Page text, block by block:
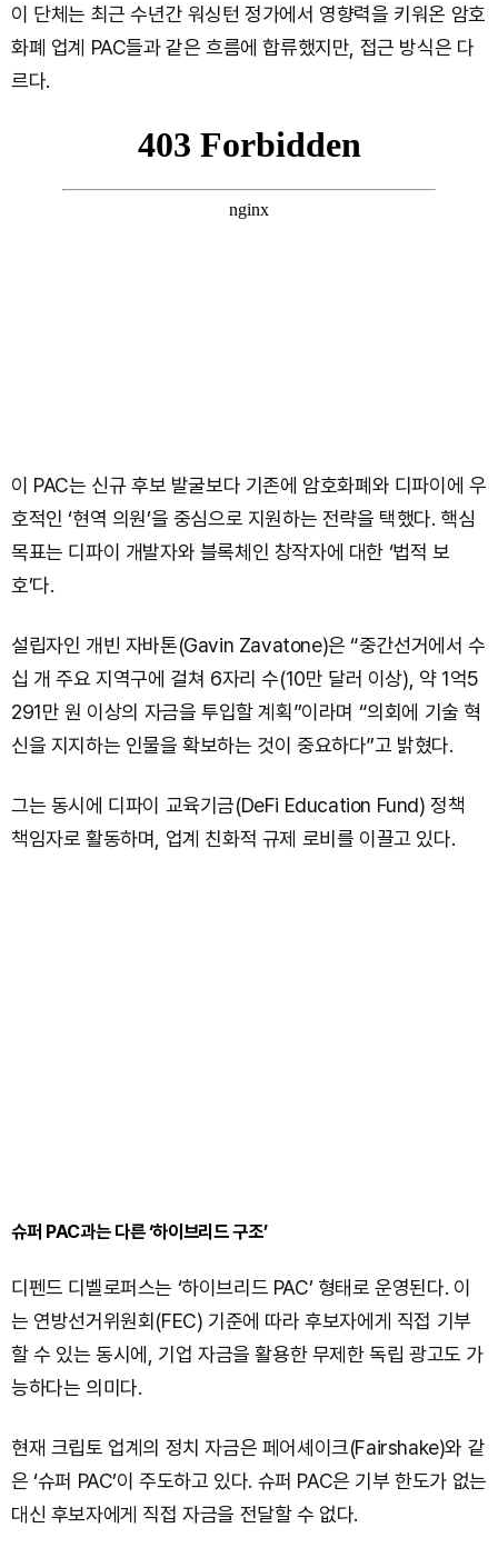
이 단체는 최근 수년간 워싱턴 정가에서 영향력을 키워온 암호
화폐 업계 PAC들과 같은 흐름에 합류했지만, 접근 방식은 다
르다.
이 PAC는 신규 후보 발굴보다 기존에 암호화폐와 디파이에 우
호적인 ‘현역 의원’을 중심으로 지원하는 전략을 택했다. 핵심
목표는 디파이 개발자와 블록체인 창작자에 대한 ‘법적 보
호’다.
설립자인 개빈 자바톤(Gavin Zavatone)은 “중간선거에서 수
십 개 주요 지역구에 걸쳐 6자리 수(10만 달러 이상), 약 1억5
291만 원 이상의 자금을 투입할 계획”이라며 “의회에 기술 혁
신을 지지하는 인물을 확보하는 것이 중요하다”고 밝혔다.
그는 동시에 디파이 교육기금(DeFi Education Fund) 정책
책임자로 활동하며, 업계 친화적 규제 로비를 이끌고 있다.
슈퍼 PAC과는 다른 ‘하이브리드 구조’
디펜드 디벨로퍼스는 ‘하이브리드 PAC’ 형태로 운영된다. 이
는 연방선거위원회(FEC) 기준에 따라 후보자에게 직접 기부
할 수 있는 동시에, 기업 자금을 활용한 무제한 독립 광고도 가
능하다는 의미다.
현재 크립토 업계의 정치 자금은 페어셰이크(Fairshake)와 같
은 ‘슈퍼 PAC’이 주도하고 있다. 슈퍼 PAC은 기부 한도가 없는
대신 후보자에게 직접 자금을 전달할 수 없다.